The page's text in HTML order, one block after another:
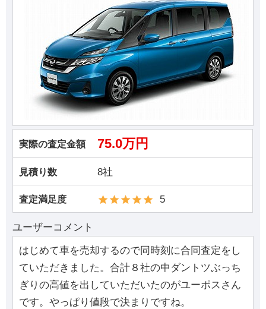
実際の査定金額 75.0万円
見積り数 8社
査定満足度 5
ユーザーコメント
はじめて車を売却するので同時刻に合同査定をし
ていただきました。合計８社の中ダントツぶっち
ぎりの高値を出していただいたのがユーポスさん
です。やっぱり値段で決まりですね。